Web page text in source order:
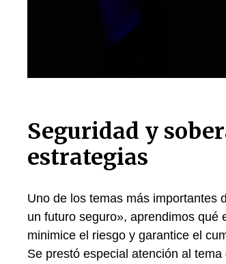
Seguridad y
estrategias
Uno de los temas más importantes
un futuro seguro», aprendimos qué
minimice el riesgo y garantice el
Se prestó especial atención al tema